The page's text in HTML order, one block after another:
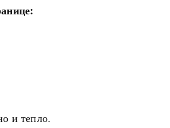
и тепло.